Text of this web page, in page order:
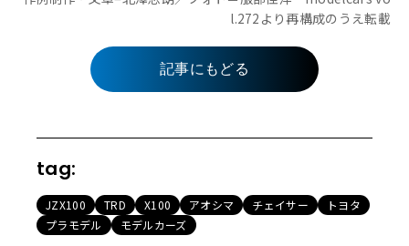
l.272より再構成のうえ転載
記事にもどる
tag:
JZX100 TRD X100 アオシマ チェイサー
トヨタ
プラモデル
モデルカーズ